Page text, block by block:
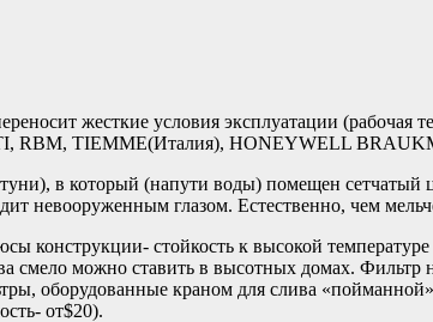
жесткие условия эксплуатации (рабочая
RBM, TIEMME(Италия), HONEYWELL
в который (напути воды) помещен
невооруженным глазом. Естественно, чем
конструкции- стойкость к высокой
смело можно ставить в высотных домах.
оборудованные краном для слива
от$20).